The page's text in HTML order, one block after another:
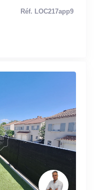
Réf. LOC217app9